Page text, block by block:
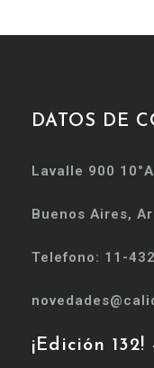
DATOS DE
Lavalle 900
Buenos Aires,
Telefono: 11-
¡Edición